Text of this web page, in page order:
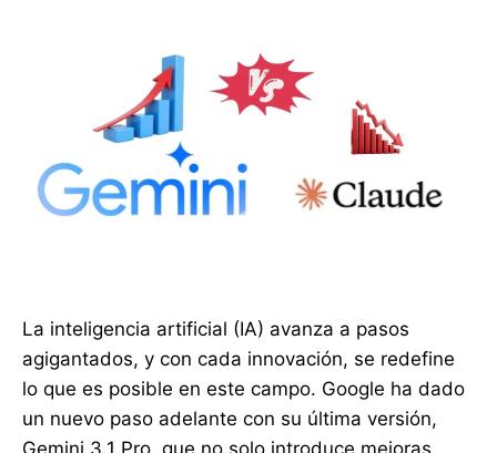
La inteligencia artificial (IA) avanza a pasos
agigantados, y con cada innovación, se redefine
lo que es posible en este campo. Google ha dado
un nuevo paso adelante con su última versión,
Gemini 3.1 Pro, que no solo introduce mejoras